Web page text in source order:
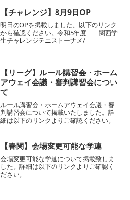
【チャレンジ】8月9日OP
明日のOPを掲載しました。以下のリンク
から確認ください。令和5年度 関西学
生チャレンジテニストーナメ/
【リーグ】ルール講習会・ホーム
アウェイ会議・審判講習会につい
て
ルール講習会・ホームアウェイ会議・審
判講習会について掲載いたしました。詳
細は以下のリンクよりご確認ください。
【春関】会場変更可能な学連
会場変更可能な学連について掲載致しま
した。詳細は以下のリンクよりご確認く
ださい。